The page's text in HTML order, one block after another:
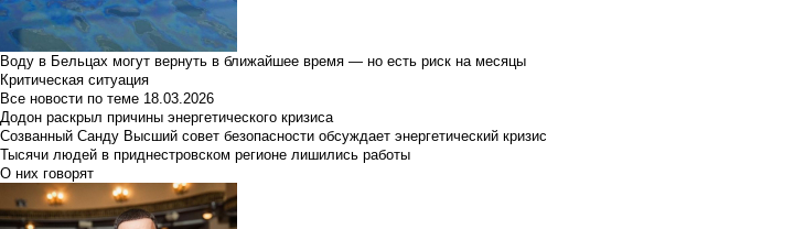
Воду в Бельцах могут вернуть в ближайшее время — но есть риск на месяцы
Критическая ситуация
Все новости по теме 18.03.2026
Додон раскрыл причины энергетического кризиса
Созванный Санду Высший совет безопасности обсуждает энергетический кризис
Тысячи людей в приднестровском регионе лишились работы
О них говорят